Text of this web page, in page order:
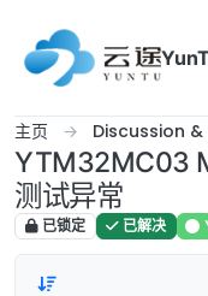
主页 Discussion
YTM32MC03
测试异常
已锁定 已解决